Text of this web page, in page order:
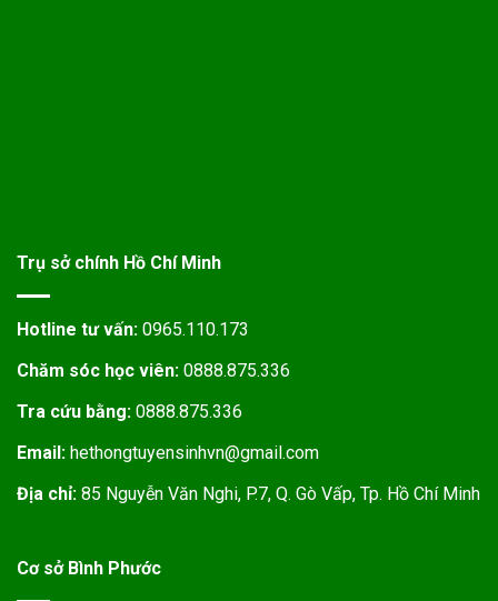
Trụ sở chính Hồ Chí Minh
Hotline tư vấn: 0965.110.173
Chăm sóc học viên: 0888.875.336
Tra cứu bằng: 0888.875.336
Email: hethongtuyensinhvn@gmail.com
Địa chỉ: 85 Nguyễn Văn Nghi, P.7, Q. Gò Vấp, Tp. Hồ Chí Minh
Cơ sở Bình Phước